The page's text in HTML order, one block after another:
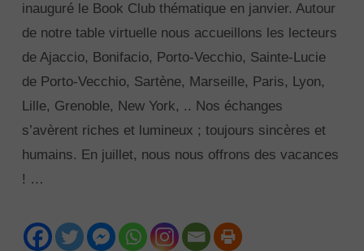
inauguré le Book Club thématique en janvier. Autour
de notre table virtuelle nous accueillons les lecteurs
de Ajaccio, Bonifacio, Porto-Vecchio, Sainte-Lucie
de Porto-Vecchio, Sartène, Marseille, Paris, Lyon,
Lille, Grenoble, New York, .. Nos échanges
s’avèrent riches et lumineux ; toujours sincères et
humains. En juillet, nous nous offrons des vacances
! …